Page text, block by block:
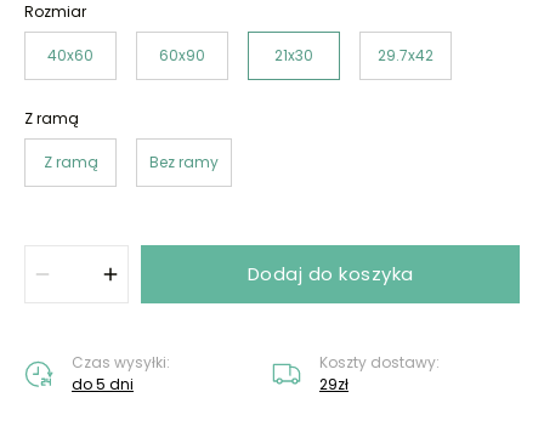
Rozmiar
40x60 60x90 21x30 29.7x42
Z ramą
Z ramą Bez ramy
Dodaj do koszyka
Czas wysyłki:
do 5 dni
Koszty dostawy:
29zł